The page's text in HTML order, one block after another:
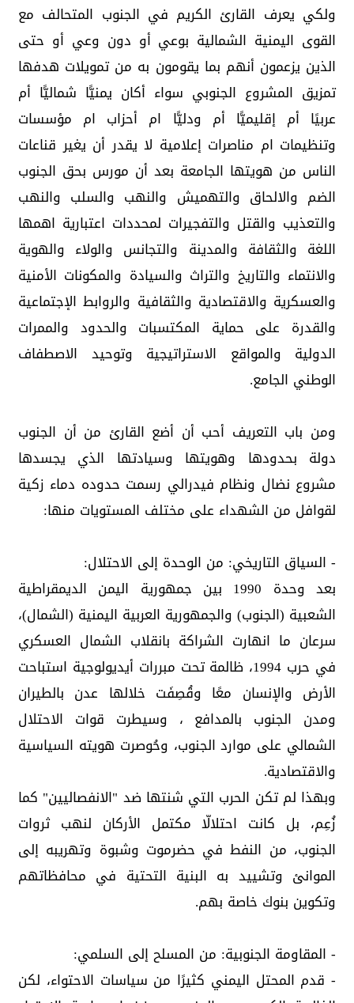
ولكي يعرف القارئ الكريم في الجنوب المتحالف مع
القوى اليمنية الشمالية بوعي أو دون وعي أو حتى
الذين يزعمون أنهم بما يقومون به من تمويلات هدفها
تمزيق المشروع الجنوبي سواء أكان يمنيًّا شماليًّا أم
عربيًا أم إقليميًّا أم ودليًّا ام أحزاب ام مؤسسات
وتنظيمات ام مناصرات إعلامية لا يقدر أن يغير قناعات
الناس من هويتها الجامعة بعد أن مورس بحق الجنوب
الضم والالحاق والتهميش والنهب والسلب والنهب
والتعذيب والقتل والتفجيرات لمحددات اعتبارية اهمها
اللغة والثقافة والمدينة والتجانس والولاء والهوية
والانتماء والتاريخ والتراث والسيادة والمكونات الأمنية
والعسكرية والاقتصادية والثقافية والروابط الإجتماعية
والقدرة على حماية المكتسبات والحدود والممرات
الدولية والمواقع الاستراتيجية وتوحيد الاصطفاف
الوطني الجامع.
ومن باب التعريف أحب أن أضع القارئ من أن الجنوب
دولة بحدودها وهويتها وسيادتها الذي يجسدها
مشروع نضال ونظام فيدرالي رسمت حدوده دماء زكية
لقوافل من الشهداء على مختلف المستويات منها:
- السياق التاريخي: من الوحدة إلى الاحتلال:
بعد وحدة 1990 بين جمهورية اليمن الديمقراطية
الشعبية (الجنوب) والجمهورية العربية اليمنية (الشمال)،
سرعان ما انهارت الشراكة بانقلاب الشمال العسكري
في حرب 1994، ظالمة تحت مبررات أيديولوجية استباحت
الأرض والإنسان معًا وقُصِفَت خلالها عدن بالطيران
ومدن الجنوب بالمدافع ، وسيطرت قوات الاحتلال
الشمالي على موارد الجنوب، وحُوصرت هويته السياسية
والاقتصادية.
وبهذا لم تكن الحرب التي شنتها ضد "الانفصاليين" كما
زُعِم، بل كانت احتلالّا مكتمل الأركان لنهب ثروات
الجنوب، من النفط في حضرموت وشبوة وتهريبه إلى
الموانئ وتشييد به البنية التحتية في محافظاتهم
وتكوين بنوك خاصة بهم.
- المقاومة الجنوبية: من المسلح إلى السلمي:
- قدم المحتل اليمني كثيرًا من سياسات الاحتواء، لكن